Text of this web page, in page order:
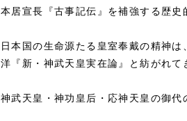
本居宣長『古事記伝』を補強する歴史
日本国の生命源たる皇室奉戴の精神
洋『新・神武天皇実在論』と紡がれて
神武天皇・神功皇后・応神天皇の御